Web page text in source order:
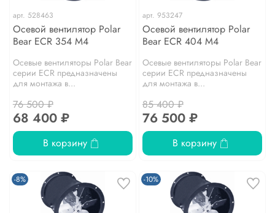
арт. 528463
Осевой вентилятор Polar
Bear ECR 354 M4
Осевые вентиляторы Polar Bear
серии ЕCR предназначены
для монтажа в...
76 500 ₽
68 400 ₽
В корзину
арт. 953247
Осевой вентилятор Polar
Bear ECR 404 M4
Осевые вентиляторы Polar Bear
серии ЕCR предназначены
для монтажа в...
85 400 ₽
76 500 ₽
В корзину
-8% -10%